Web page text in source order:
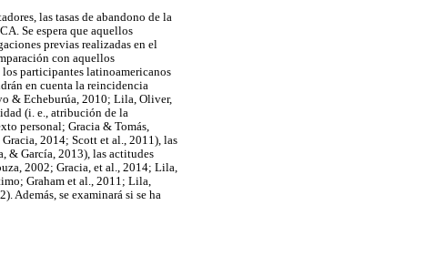
las tasas de abandono de la
Se espera que aquellos
previas realizadas en el
con aquellos
participantes latinoamericanos
en cuenta la reincidencia
& Echeburúa, 2010; Lila, Oliver,
(i. e., atribución de la
personal; Gracia & Tomás,
2014; Scott et al., 2011), las
& García, 2013), las actitudes
2002; Gracia, et al., 2014; Lila,
Graham et al., 2011; Lila,
Además, se examinará si se ha